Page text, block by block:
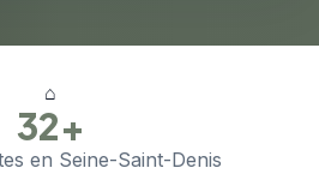
⌂
32+
en Seine-Saint-Denis